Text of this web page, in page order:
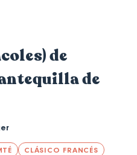
de
de
CLÁSICO FRANCÉS